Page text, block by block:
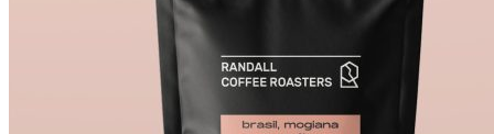
Suscripciones
Sobre Nosotros
Wholesale